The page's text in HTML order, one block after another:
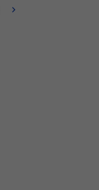
no Brasil nos